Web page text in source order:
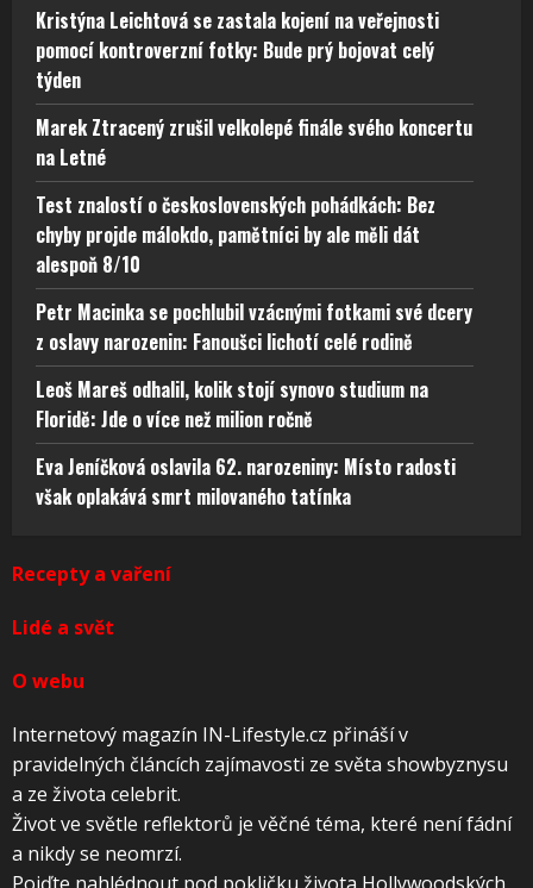
Kristýna Leichtová se zastala kojení na veřejnosti
pomocí kontroverzní fotky: Bude prý bojovat celý
týden
Marek Ztracený zrušil velkolepé finále svého koncertu
na Letné
Test znalostí o československých pohádkách: Bez
chyby projde málokdo, pamětníci by ale měli dát
alespoň 8/10
Petr Macinka se pochlubil vzácnými fotkami své dcery
z oslavy narozenin: Fanoušci lichotí celé rodině
Leoš Mareš odhalil, kolik stojí synovo studium na
Floridě: Jde o více než milion ročně
Eva Jeníčková oslavila 62. narozeniny: Místo radosti
však oplakává smrt milovaného tatínka
Recepty a vaření
Lidé a svět
O webu
Internetový magazín IN-Lifestyle.cz přináší v
pravidelných článcích zajímavosti ze světa showbyznysu
a ze života celebrit.
Život ve světle reflektorů je věčné téma, které není fádní
a nikdy se neomrzí.